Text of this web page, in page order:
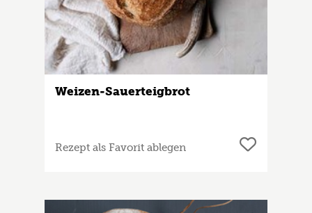
Weizen-Sauerteigbrot
Rezept als Favorit ablegen